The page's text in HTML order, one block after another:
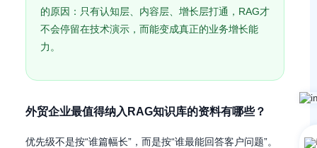
的原因：只有认知层、内容层、增长层打通，RAG才
不会停留在技术演示，而能变成真正的业务增长能
力。
外贸企业最值得纳入RAG知识库的资料有哪些？
优先级不是按“谁篇幅长”，而是按“谁最能回答客户问题”。